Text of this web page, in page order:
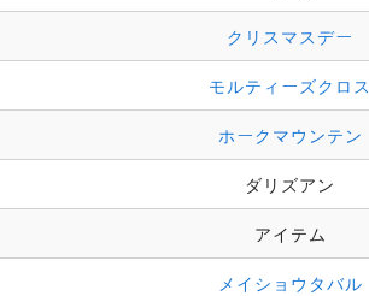
クリスマスデー
モルティーズクロス
ホークマウンテン
ダリズアン
アイテム
メイショウタバル